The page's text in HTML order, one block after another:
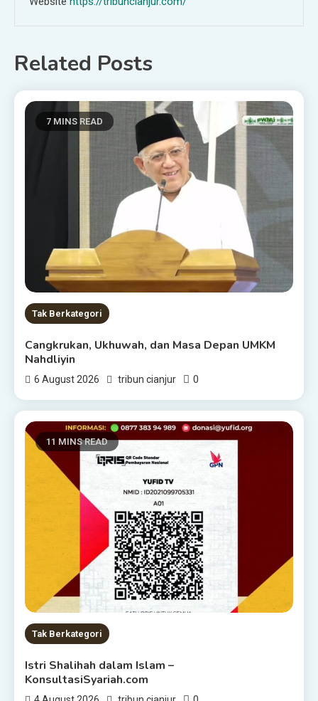
Related Posts
7 MINS READ
Tak Berkategori
Cangkrukan, Ukhuwah, dan Masa Depan UMKM
Nahdliyin
6 August 2026 tribun cianjur 0
11 MINS READ
Tak Berkategori
Istri Shalihah dalam Islam –
KonsultasiSyariah.com